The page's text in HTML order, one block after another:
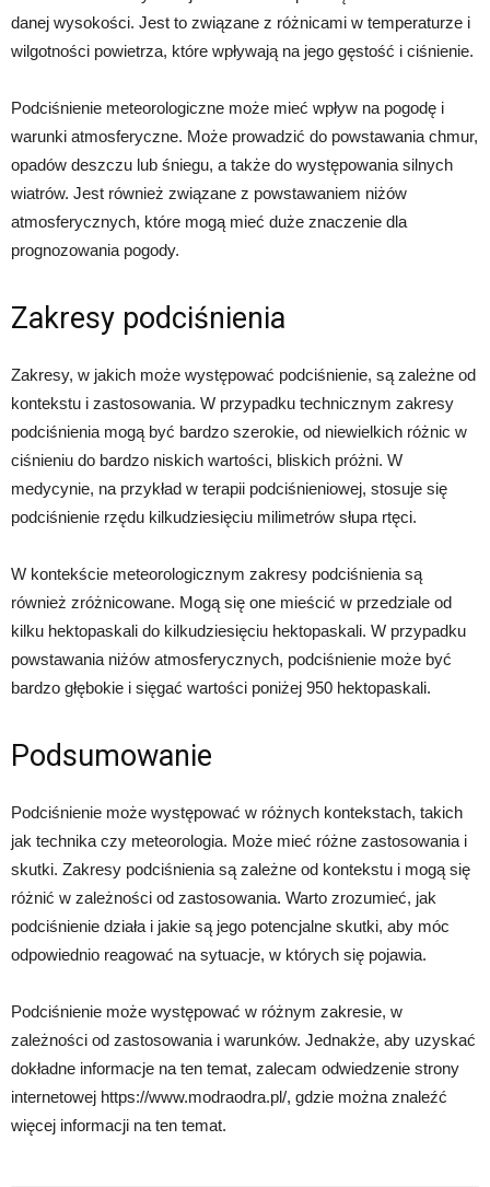
danej wysokości. Jest to związane z różnicami w temperaturze i
wilgotności powietrza, które wpływają na jego gęstość i ciśnienie.
Podciśnienie meteorologiczne może mieć wpływ na pogodę i
warunki atmosferyczne. Może prowadzić do powstawania chmur,
opadów deszczu lub śniegu, a także do występowania silnych
wiatrów. Jest również związane z powstawaniem niżów
atmosferycznych, które mogą mieć duże znaczenie dla
prognozowania pogody.
Zakresy podciśnienia
Zakresy, w jakich może występować podciśnienie, są zależne od
kontekstu i zastosowania. W przypadku technicznym zakresy
podciśnienia mogą być bardzo szerokie, od niewielkich różnic w
ciśnieniu do bardzo niskich wartości, bliskich próżni. W
medycynie, na przykład w terapii podciśnieniowej, stosuje się
podciśnienie rzędu kilkudziesięciu milimetrów słupa rtęci.
W kontekście meteorologicznym zakresy podciśnienia są
również zróżnicowane. Mogą się one mieścić w przedziale od
kilku hektopaskali do kilkudziesięciu hektopaskali. W przypadku
powstawania niżów atmosferycznych, podciśnienie może być
bardzo głębokie i sięgać wartości poniżej 950 hektopaskali.
Podsumowanie
Podciśnienie może występować w różnych kontekstach, takich
jak technika czy meteorologia. Może mieć różne zastosowania i
skutki. Zakresy podciśnienia są zależne od kontekstu i mogą się
różnić w zależności od zastosowania. Warto zrozumieć, jak
podciśnienie działa i jakie są jego potencjalne skutki, aby móc
odpowiednio reagować na sytuacje, w których się pojawia.
Podciśnienie może występować w różnym zakresie, w
zależności od zastosowania i warunków. Jednakże, aby uzyskać
dokładne informacje na ten temat, zalecam odwiedzenie strony
internetowej https://www.modraodra.pl/, gdzie można znaleźć
więcej informacji na ten temat.